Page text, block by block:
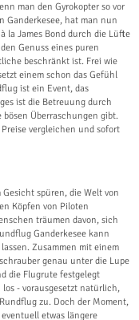
man den Gyrokopter so vor
Ganderkesee, hat man nun
la James Bond durch die Lüfte
Genuss eines puren
beschränkt ist. Frei wie
einem schon das Gefühl
ist ein Event, das
ist die Betreuung durch
Überraschungen gibt.
vergleichen und sofort
spüren, die Welt von
Köpfen von Piloten
träumen davon, sich
Ganderkesee kann
Zusammen mit einem
genau unter die Lupe
die Flugrute festgelegt
- vorausgesetzt natürlich,
zu. Doch der Moment,
etwas längere